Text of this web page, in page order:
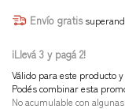
Envío gratis
¡Llevá 3 y pagá 2!
Válido para este producto y
Podés combinar esta
No acumulable con